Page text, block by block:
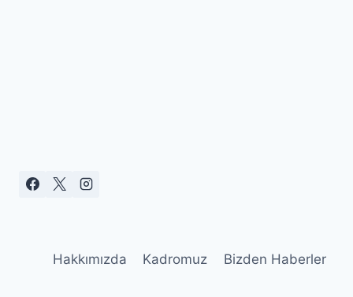
Hakkımızda Kadromuz Bizden Haberler